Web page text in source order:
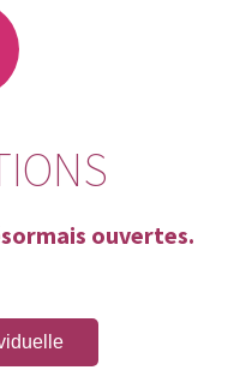
ouvertes.